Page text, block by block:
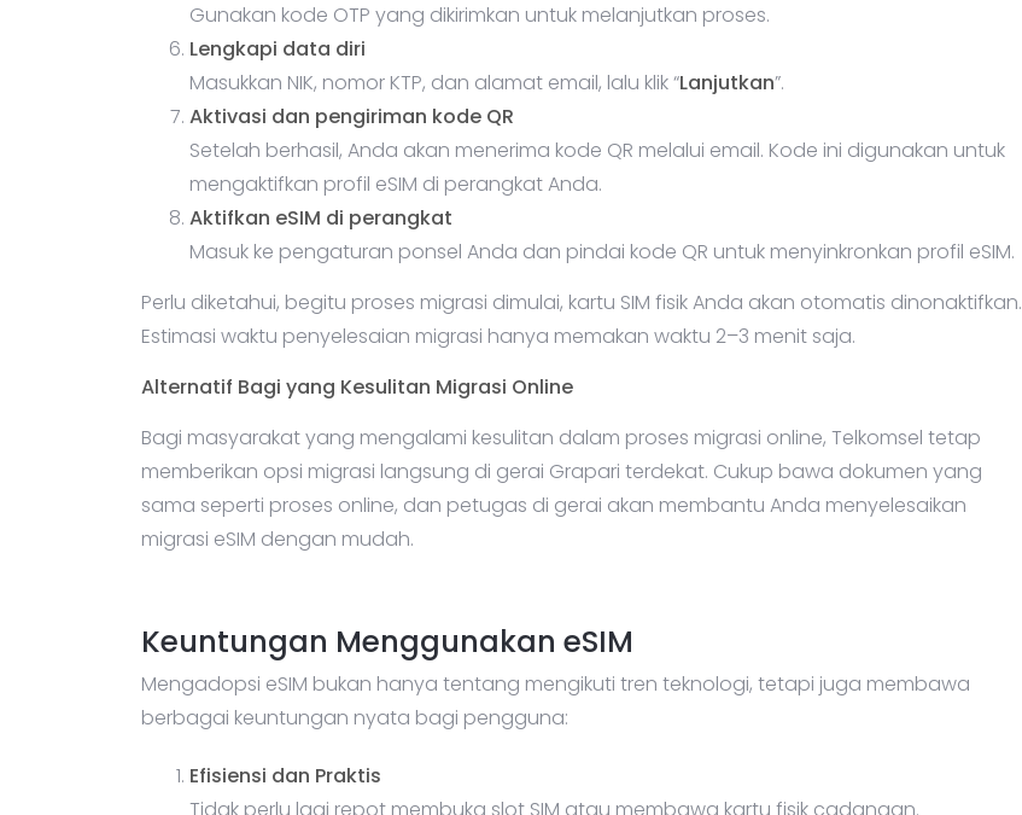
Gunakan kode OTP yang dikirimkan untuk melanjutkan proses.
Lengkapi data diri
Masukkan NIK, nomor KTP, dan alamat email, lalu klik “Lanjutkan”.
Aktivasi dan pengiriman kode QR
Setelah berhasil, Anda akan menerima kode QR melalui email. Kode ini digunakan untuk
mengaktifkan profil eSIM di perangkat Anda.
Aktifkan eSIM di perangkat
Masuk ke pengaturan ponsel Anda dan pindai kode QR untuk menyinkronkan profil eSIM.
Perlu diketahui, begitu proses migrasi dimulai, kartu SIM fisik Anda akan otomatis dinonaktifkan.
Estimasi waktu penyelesaian migrasi hanya memakan waktu 2–3 menit saja.
Alternatif Bagi yang Kesulitan Migrasi Online
Bagi masyarakat yang mengalami kesulitan dalam proses migrasi online, Telkomsel tetap
memberikan opsi migrasi langsung di gerai Grapari terdekat. Cukup bawa dokumen yang
sama seperti proses online, dan petugas di gerai akan membantu Anda menyelesaikan
migrasi eSIM dengan mudah.
Keuntungan Menggunakan eSIM
Mengadopsi eSIM bukan hanya tentang mengikuti tren teknologi, tetapi juga membawa
berbagai keuntungan nyata bagi pengguna:
Efisiensi dan Praktis